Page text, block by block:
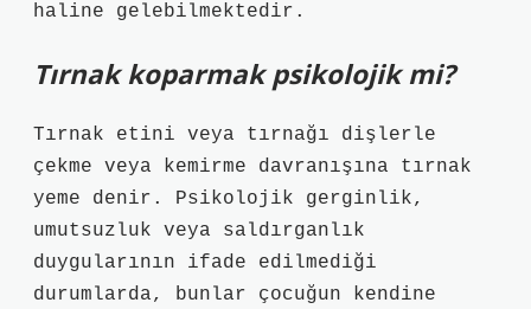
haline gelebilmektedir.
Tırnak koparmak psikolojik mi?
Tırnak etini veya tırnağı dişlerle
çekme veya kemirme davranışına tırnak
yeme denir. Psikolojik gerginlik,
umutsuzluk veya saldırganlık
duygularının ifade edilmediği
durumlarda, bunlar çocuğun kendine